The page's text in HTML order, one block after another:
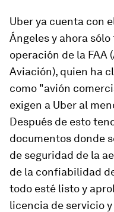
Uber ya cuenta con
Ángeles y ahora
operación de la
Aviación), quien ha
como "avión
exigen a Uber al
Después de esto
documentos donde
de seguridad de la
de la confiabilidad
todo esté listo y
licencia de servicio